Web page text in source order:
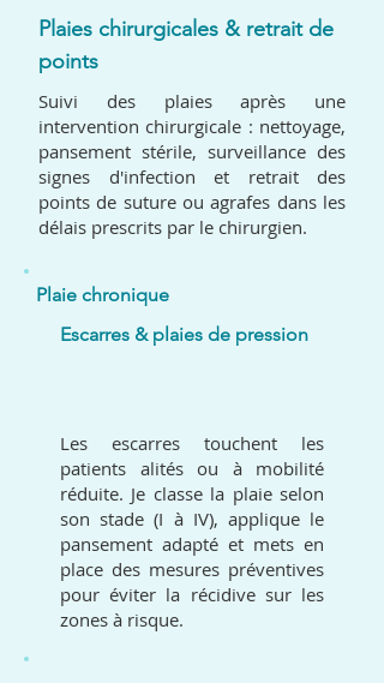
Plaies chirurgicales & retrait de
points
Suivi des plaies après une
intervention chirurgicale : nettoyage,
pansement stérile, surveillance des
signes d'infection et retrait des
points de suture ou agrafes dans les
délais prescrits par le chirurgien.
Plaie chronique
Escarres & plaies de pression
Les escarres touchent les
patients alités ou à mobilité
réduite. Je classe la plaie selon
son stade (I à IV), applique le
pansement adapté et mets en
place des mesures préventives
pour éviter la récidive sur les
zones à risque.